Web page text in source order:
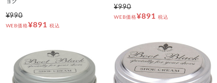
¥990
WEB価格¥891 税込
¥990
WEB価格¥891 税込